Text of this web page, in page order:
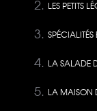
LES PETITS
LA SALADE
LA MAISON